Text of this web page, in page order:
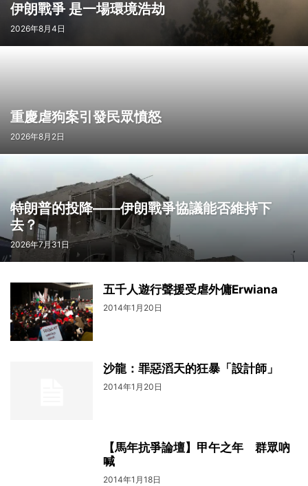
伊朗戰爭 是一場環境浩劫
2026年8月4日
重慶虐狗案引發民眾憤怒
2026年8月2日
特朗普的投降——伊朗戰爭協議能否維持下
去？
2026年7月31日
五千人遊行聲援受虐外傭Erwiana
2014年1月20日
沙龍：罪惡滔天的狂暴「設計師」
2014年1月20日
【馬年抗爭論壇】甲午之年 群眾吶
喊
2014年1月18日